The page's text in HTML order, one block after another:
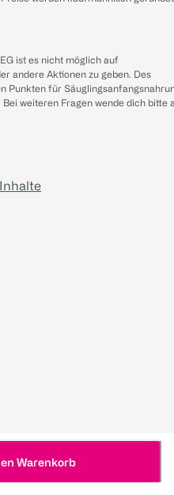
Warenkorb
ist es nicht möglich auf
andere Aktionen zu geben. Des
Punkten für
Bei weiteren Fragen wende dich bitte